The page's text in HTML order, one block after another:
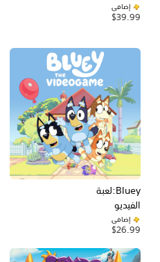
إضافي
$39.99
Bluey:لعبة
الفيديو
إضافي
$26.99